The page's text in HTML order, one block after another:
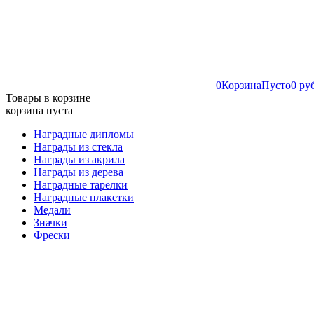
0КорзинаПусто0
Товары в корзине
корзина пуста
Наградные дипломы
Награды из стекла
Награды из акрила
Награды из дерева
Наградные тарелки
Наградные плакетки
Медали
Значки
Фрески